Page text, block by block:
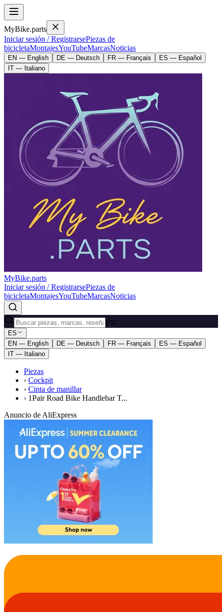
MyBike.parts
Iniciar sesión / RegistrarsePiezas de
bicicletaMontajesYouTubeMarcasNoticias
EN — English DE — Deutsch FR — Français
ES — Español
IT — Italiano
MyBike.parts
Iniciar sesión / RegistrarsePiezas de
bicicletaMontajesYouTubeMarcasNoticias
ESC
ES
EN — English
DE — Deutsch FR — Français
ES — Español
IT — Italiano
Piezas
› Cockpit
› Cinta de manillar
› 1Pair Road Bike Handlebar T...
Anuncio de AliExpress